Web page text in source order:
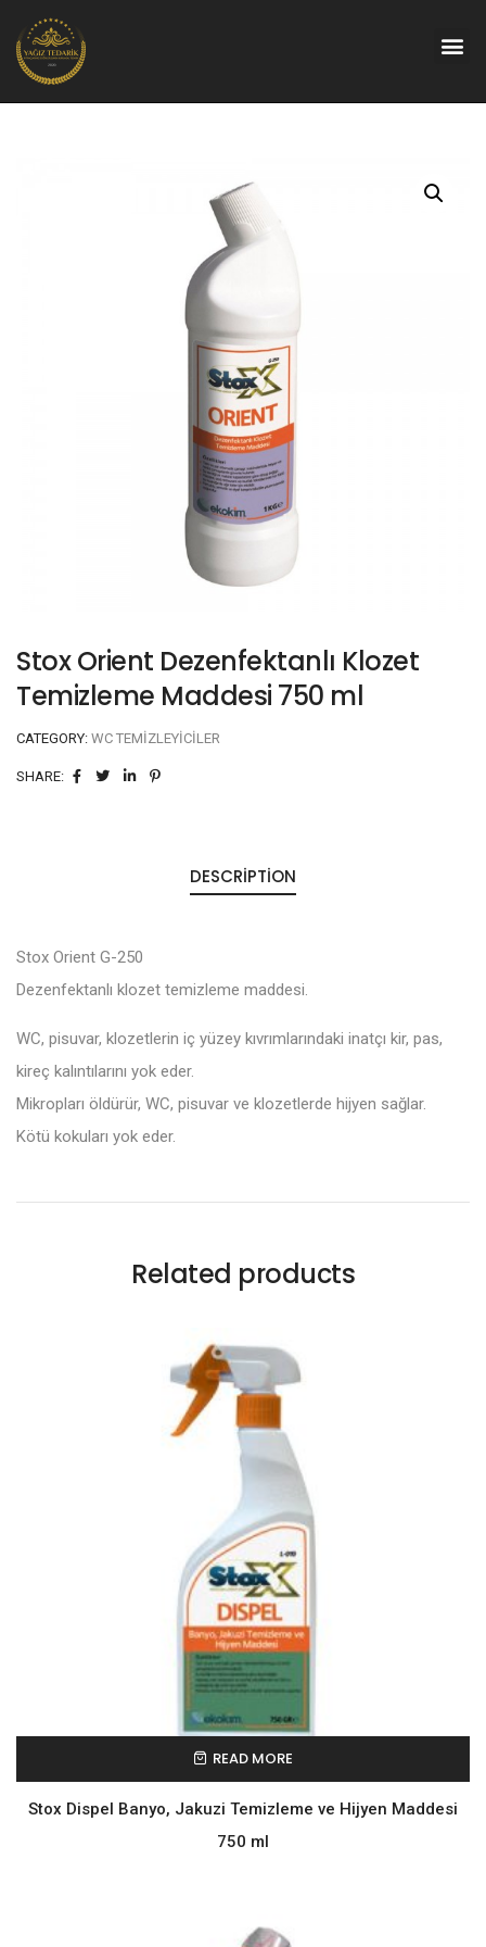
Stox Orient Dezenfektanlı Klozet
Temizleme Maddesi 750 ml
CATEGORY: WC TEMIZLEYICILER
SHARE:
DESCRIPTION
Stox Orient G-250
Dezenfektanlı klozet temizleme maddesi.
WC, pisuvar, klozetlerin iç yüzey kıvrımlarındaki inatçı kir, pas,
kireç kalıntılarını yok eder.
Mikropları öldürür, WC, pisuvar ve klozetlerde hijyen sağlar.
Kötü kokuları yok eder.
Related products
READ MORE
Stox Dispel Banyo, Jakuzi Temizleme ve Hijyen Maddesi
750 ml